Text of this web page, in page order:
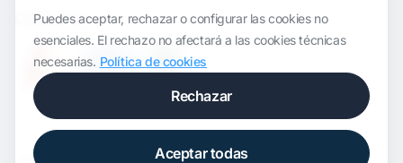
Certification
Puedes aceptar, rechazar o configurar las cookies no
esenciales. El rechazo no afectará a las cookies técnicas
necesarias. Política de cookies
Rechazar
Aceptar todas